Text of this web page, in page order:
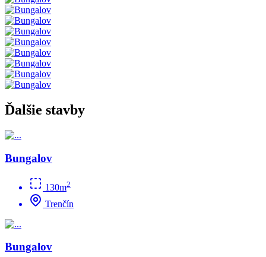
Ďalšie stavby
Bungalov
130m2
Trenčín
Bungalov